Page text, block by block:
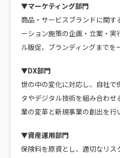
▼マーケティング部門
商品・サービスブランドに関す
ーション施策の企画・立案・実
ル販促、ブランディングまでを
▼DX部門
世の中の変化に対応し、自社で
タやデジタル技術を組み合わせ
業の変革と新規事業の創出を行
▼資産運用部門
保険料を原資とし、適切なリス